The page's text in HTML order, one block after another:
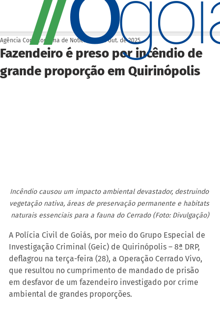
Fazendeiro é preso por incêndio de
grande proporção em Quirinópolis
Agência Cora Coralina de Notícias 29 de out. de 2025
Incêndio causou um impacto ambiental devastador, destruindo
vegetação nativa, áreas de preservação permanente e habitats
naturais essenciais para a fauna do Cerrado (Foto: Divulgação)
A Polícia Civil de Goiás, por meio do Grupo Especial de
Investigação Criminal (Geic) de Quirinópolis – 8ª DRP,
deflagrou na terça-feira (28), a Operação Cerrado Vivo,
que resultou no cumprimento de mandado de prisão
em desfavor de um fazendeiro investigado por crime
ambiental de grandes proporções.